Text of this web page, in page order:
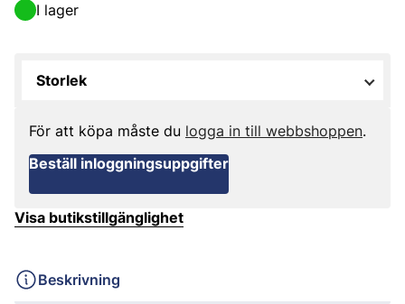
I lager
Storlek
För att köpa måste du logga in till webbshoppen.
Beställ inloggningsuppgifter
Visa butikstillgänglighet
Beskrivning